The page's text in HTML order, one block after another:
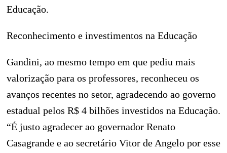
Educação.
Reconhecimento e investimentos na Educação
Gandini, ao mesmo tempo em que pediu mais
valorização para os professores, reconheceu os
avanços recentes no setor, agradecendo ao governo
estadual pelos R$ 4 bilhões investidos na Educação.
“É justo agradecer ao governador Renato
Casagrande e ao secretário Vitor de Angelo por esse